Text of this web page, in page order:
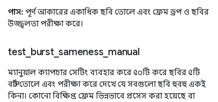
পাস: পূর্ণ আকারের একাধিক ছবি তোলে এবং ফ্রেম ড্রপ ও ছবির
উজ্জ্বলতা পরীক্ষা করে।
test burst_sameness manual
ম্যানুয়াল ক্যাপচার সেটিং ব্যবহার করে ৫০টি করে ছবির ৫টি
বার্স্ট তোলে এবং পরীক্ষা করে দেখে যে সবগুলো ছবি হুবহু একই
কিনা। কোনো বিক্ষিপ্ত ফ্রেম ভিন্নভাবে প্রসেস করা হয়েছে বা